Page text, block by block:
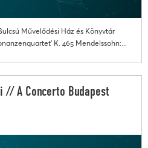
Művelődési Ház és Könyvtár
K. 465 Mendelssohn:...
// A Concerto Budapest